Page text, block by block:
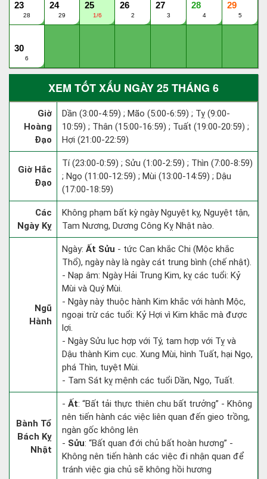
23
28
24
29
25
1/6
26
2
27
3
28
4
29
5
30
6
XEM TỐT XẤU NGÀY 25 THÁNG 6
Giờ
Hoàng
Đạo
Dần (3:00-4:59) ; Mão (5:00-6:59) ; Tỵ (9:00-
10:59) ; Thân (15:00-16:59) ; Tuất (19:00-20:59) ;
Hợi (21:00-22:59)
Giờ Hắc
Đạo
Tí (23:00-0:59) ; Sửu (1:00-2:59) ; Thìn (7:00-8:59)
; Ngọ (11:00-12:59) ; Mùi (13:00-14:59) ; Dậu
(17:00-18:59)
Các
Ngày Kỵ
Không phạm bất kỳ ngày Nguyệt kỵ, Nguyệt tận,
Tam Nương, Dương Công Kỵ Nhật nào.
Ngũ
Hành
Ngày: Ất Sửu - tức Can khắc Chi (Mộc khắc
Thổ), ngày này là ngày cát trung bình (chế nhật).
- Nạp âm: Ngày Hải Trung Kim, kỵ các tuổi: Kỷ
Mùi và Quý Mùi.
- Ngày này thuộc hành Kim khắc với hành Mộc,
ngoại trừ các tuổi: Kỷ Hợi vì Kim khắc mà được
lợi.
- Ngày Sửu lục hợp với Tý, tam hợp với Tỵ và
Dậu thành Kim cục. Xung Mùi, hình Tuất, hại Ngọ,
phá Thìn, tuyệt Mùi.
- Tam Sát kỵ mệnh các tuổi Dần, Ngọ, Tuất.
Bành Tổ
Bách Kỵ
Nhật
- Ất: “Bất tải thực thiên chu bất trưởng” - Không
nên tiến hành các việc liên quan đến gieo trồng,
ngàn gốc không lên
- Sửu: “Bất quan đới chủ bất hoàn hương” -
Không nên tiến hành các việc đi nhận quan để
tránh việc gia chủ sẽ không hồi hương